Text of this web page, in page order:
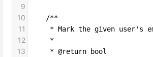
9
10
    /**
11
* Mark the given user's
12
     *
13
     * @return bool